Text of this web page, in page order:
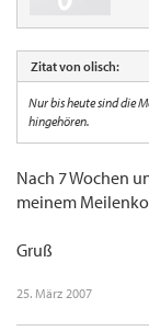
Zitat von olisch:
Nur bis heute sind die
hingehören.
Nach 7 Wochen
meinem
Gruß
25. März 2007